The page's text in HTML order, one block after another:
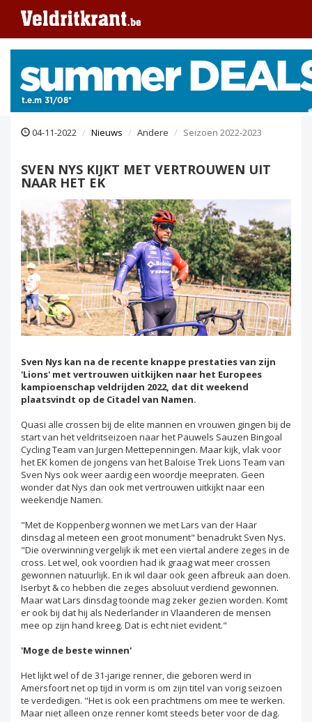
04-11-2022 Nieuws Andere Seizoen 2022-2023
SVEN NYS KIJKT MET VERTROUWEN UIT
NAAR HET EK
Sven Nys kan na de recente knappe prestaties van zijn
'Lions' met vertrouwen uitkijken naar het Europees
kampioenschap veldrijden 2022, dat dit weekend
plaatsvindt op de Citadel van Namen.
Quasi alle crossen bij de elite mannen en vrouwen gingen bij de
start van het veldritseizoen naar het Pauwels Sauzen Bingoal
Cycling Team van Jurgen Mettepenningen. Maar kijk, vlak voor
het EK komen de jongens van het Baloise Trek Lions Team van
Sven Nys ook weer aardig een woordje meepraten. Geen
wonder dat Nys dan ook met vertrouwen uitkijkt naar een
weekendje Namen.
"Met de Koppenberg wonnen we met Lars van der Haar
dinsdag al meteen een groot monument" benadrukt Sven Nys.
"Die overwinning vergelijk ik met een viertal andere zeges in de
cross. Let wel, ook voordien had ik graag wat meer crossen
gewonnen natuurlijk. En ik wil daar ook geen afbreuk aan doen.
Iserbyt & co hebben die zeges absoluut verdiend gewonnen.
Maar wat Lars dinsdag toonde mag zeker gezien worden. Komt
er ook bij dat hij als Nederlander in Vlaanderen de mensen
mee op zijn hand kreeg. Dat is echt niet evident."
'Moge de beste winnen'
Het lijkt wel of de 31-jarige renner, die geboren werd in
Amersfoort net op tijd in vorm is om zijn titel van vorig seizoen
te verdedigen. "Het is ook een prachtmens om mee te werken.
Maar niet alleen onze renner komt steeds beter voor de dag.